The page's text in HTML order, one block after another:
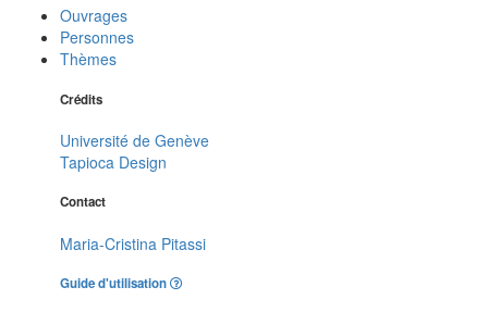
Ouvrages
Personnes
Thèmes
Crédits
Université de Genève
Tapioca Design
Contact
Maria-Cristina Pitassi
Guide d'utilisation